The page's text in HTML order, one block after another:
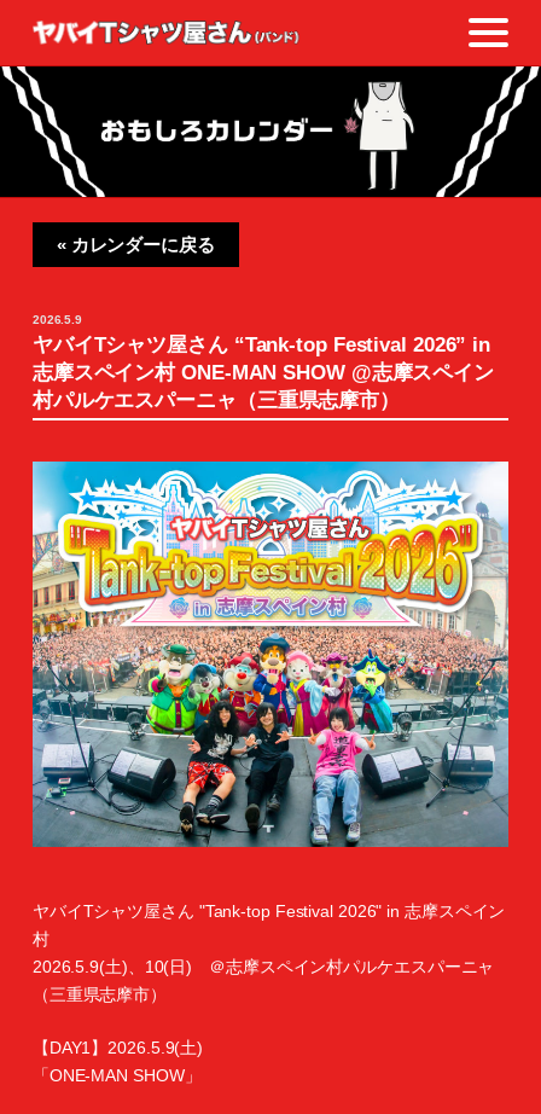
« カレンダーに戻る
2026.5.9
ヤバイTシャツ屋さん “Tank-top Festival 2026” in
志摩スペイン村 ONE-MAN SHOW @志摩スペイン
村パルケエスパーニャ（三重県志摩市）
ヤバイTシャツ屋さん "Tank-top Festival 2026" in 志摩スペイン
村
2026.5.9(土)、10(日) ＠志摩スペイン村パルケエスパーニャ
（三重県志摩市）
【DAY1】2026.5.9(土)
「ONE-MAN SHOW」